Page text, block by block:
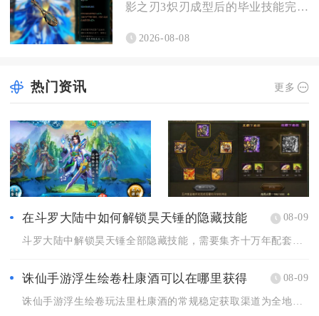
影之刃3炽刃成型后的毕业技能完全可以稳定对敌人施加持续伤害，...
2026-08-08
热门资讯 更多
在斗罗大陆中如何解锁昊天锤的隐藏技能 08-09
斗罗大陆中解锁昊天锤全部隐藏技能，需要集齐十万年配套魂环、完...
诛仙手游浮生绘卷杜康酒可以在哪里获得 08-09